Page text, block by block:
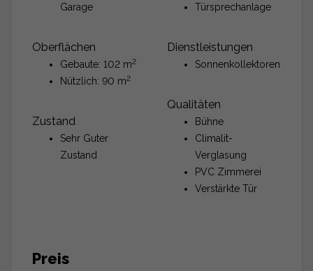
Garage
Oberflächen
Gebaute: 102 m2
Nützlich: 90 m2
Zustand
Sehr Guter
Zustand
Türsprechanlage
Dienstleistungen
Sonnenkollektoren
Qualitäten
Bühne
Climalit-
Verglasung
PVC Zimmerei
Verstärkte Tür
Preis